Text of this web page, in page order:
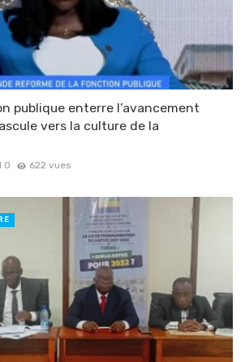
publique enterre l’avancement
vers la culture de la
0 622 vues